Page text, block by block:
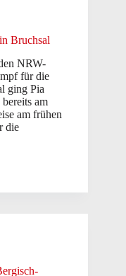
Bruchsal
NRW-
für die
ging Pia
am
am frühen
die